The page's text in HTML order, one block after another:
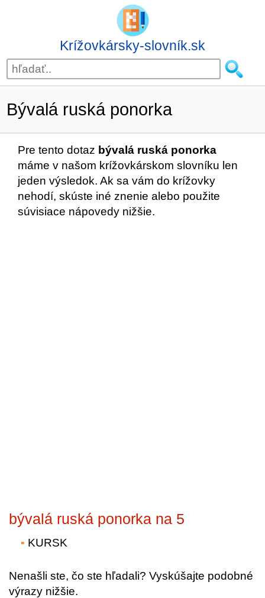
Krížovkársky-slovník.sk
Bývalá ruská ponorka
Pre tento dotaz bývalá ruská ponorka
máme v našom krížovkárskom slovníku len
jeden výsledok. Ak sa vám do krížovky
nehodí, skúste iné znenie alebo použite
súvisiace nápovedy nižšie.
bývalá ruská ponorka na 5
KURSK
Nenašli ste, čo ste hľadali? Vyskúšajte podobné
výrazy nižšie.